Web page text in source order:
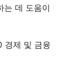
는 데 도움이
경제 및 금융